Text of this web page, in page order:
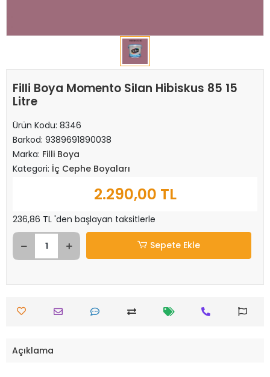
Filli Boya Momento Silan Hibiskus 85 15
Litre
Ürün Kodu: 8346
Barkod: 9389691890038
Marka: Filli Boya
Kategori: İç Cephe Boyaları
2.290,00 TL
236,86 TL 'den başlayan taksitlerle
Sepete Ekle
Açıklama